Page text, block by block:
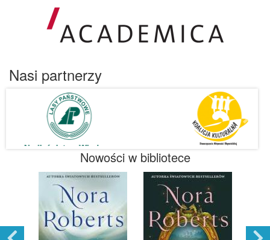
Nasi partnerzy
Nowości w bibliotece